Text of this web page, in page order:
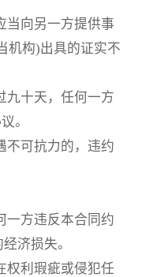
当向另一方提供事
机构)出具的证实不
九十天，任何一方
。
不可抗力的，违约
一方违反本合同约
济损失。
权利瑕疵或侵犯任